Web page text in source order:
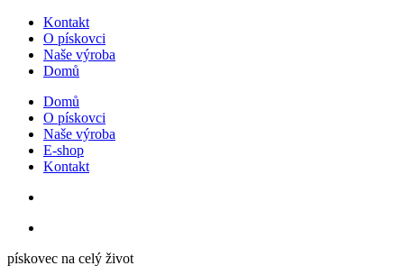
Kontakt
O pískovci
Naše výroba
Domů
Domů
O pískovci
Naše výroba
E-shop
Kontakt
pískovec na celý život